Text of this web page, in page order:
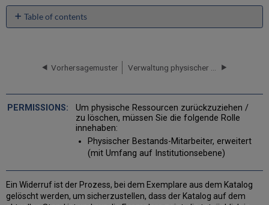
Table of contents
mehrerer
Exemplarliste
Bestandssuche
zurückziehen
Exemplar-
Vorhersagemuster
Um physische Ressourcen zurückzuziehen /
zu löschen, müssen Sie die folgende Rolle
innehaben:
Physischer Bestands-Mitarbeiter, erweitert
(mit Umfang auf Institutionsebene)
Ein Widerruf ist der Prozess, bei dem Exemplare aus dem Katalog
gelöscht werden, um sicherzustellen, dass der Katalog auf dem